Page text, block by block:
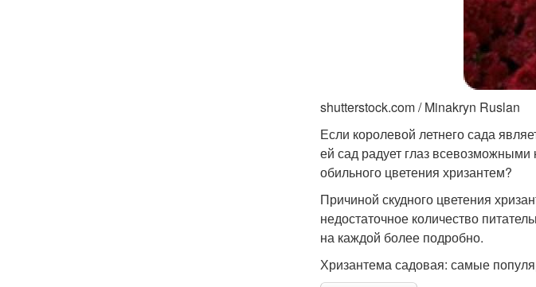
shutterstock.com / Minakryn Ruslan
Если королевой летнего сада
ей сад радует глаз всевозможными
обильного цветения хризантем?
Причиной скудного цветения
недостаточное количество
на каждой более подробно.
Хризантема садовая: самые